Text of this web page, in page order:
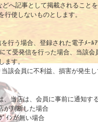
へ記事として掲載されること
使しないものとします。
行う場合、登録された電子ﾒｰﾙ
て受発信を行った場合、当該
ます。
該会員に不利益、損害が発生
、当店は、会員に事前に通知
が判断した場合
ﾞｲﾝが無い場合